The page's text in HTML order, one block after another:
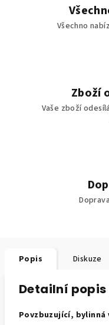
Všechno
Zboží
Vaše zboží
Popis Diskuze
Detailní
Povzbuzující, bylinná